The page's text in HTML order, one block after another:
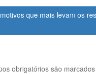
que mais levam os
obrigatórios são